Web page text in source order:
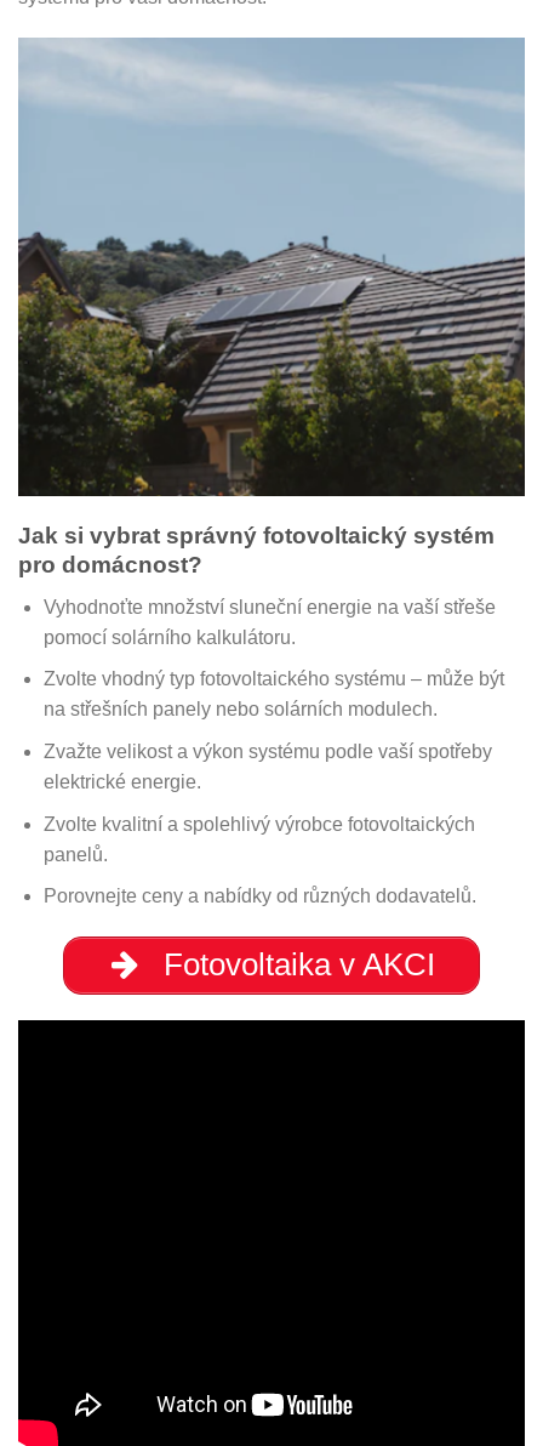
Jak si vybrat správný fotovoltaický systém
pro domácnost?
Vyhodnoťte množství sluneční energie na vaší střeše
pomocí solárního kalkulátoru.
Zvolte vhodný typ fotovoltaického systému – může být
na střešních panely nebo solárních modulech.
Zvažte velikost a výkon systému podle vaší spotřeby
elektrické energie.
Zvolte kvalitní a spolehlivý výrobce fotovoltaických
panelů.
Porovnejte ceny a nabídky od různých dodavatelů.
Fotovoltaika v AKCI